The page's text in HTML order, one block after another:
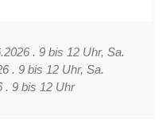
. 9 bis 12 Uhr, Sa.
. 9 bis 12 Uhr, Sa.
. 9 bis 12 Uhr